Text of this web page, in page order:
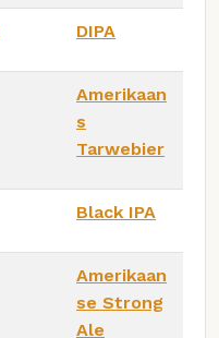
DIPA
Amerikaan
s
Tarwebier
Black IPA
Amerikaan
se Strong
Ale